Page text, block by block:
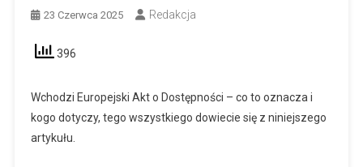
23 Czerwca 2025 Redakcja
396
Wchodzi Europejski Akt o Dostępności – co to oznacza i
kogo dotyczy, tego wszystkiego dowiecie się z niniejszego
artykułu.